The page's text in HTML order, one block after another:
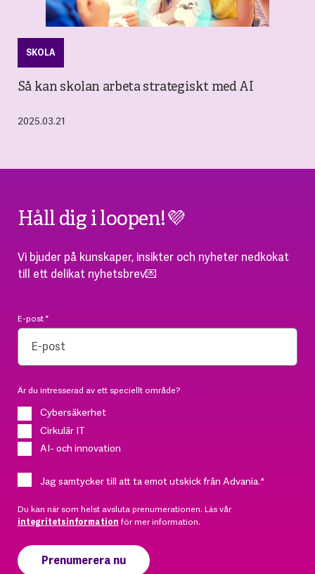
SKOLA
Så kan skolan arbeta strategiskt med AI
2025.03.21
Håll dig i loopen!💜
Vi bjuder på kunskaper, insikter och nyheter nedkokat
till ett delikat nyhetsbrev💌
E-post*
Är du intresserad av ett speciellt område?
Cybersäkerhet
Cirkulär IT
AI- och innovation
Jag samtycker till att ta emot utskick från Advania.*
Du kan när som helst avsluta prenumerationen. Läs vår
integritetsinformation för mer information.